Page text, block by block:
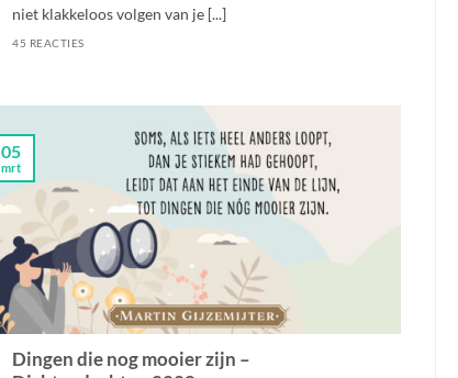
niet klakkeloos volgen van je [...]
45 REACTIES
Dingen die nog mooier zijn –
05
mrt